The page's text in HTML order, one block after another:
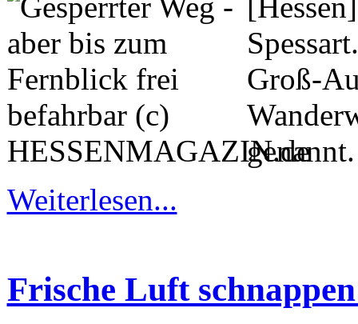
Groß-
genannt.
Weiterlesen...
Frische Luft